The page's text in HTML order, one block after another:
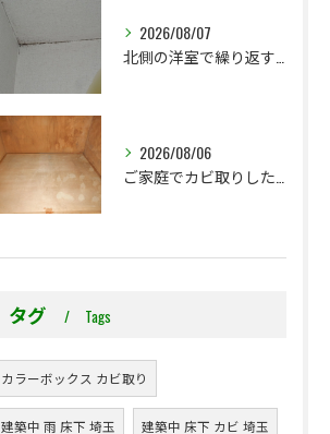
2026/08/07
2026/08/06
タグ Tags
カラーボックス カビ取り
建築中 雨 床下 埼玉 建築中 床下 カビ 埼玉